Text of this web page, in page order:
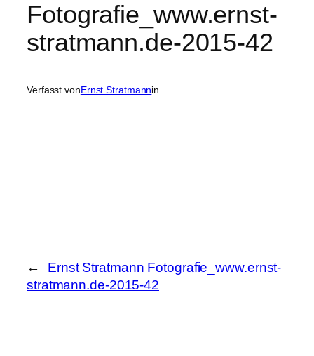
Fotografie_www.ernst-
stratmann.de-2015-42
Verfasst vonErnst Stratmannin
←
Ernst Stratmann Fotografie_www.ernst-
stratmann.de-2015-42